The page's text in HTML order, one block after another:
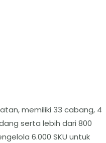
memiliki 33 cabang, 4
serta lebih dari 800
6.000 SKU untuk